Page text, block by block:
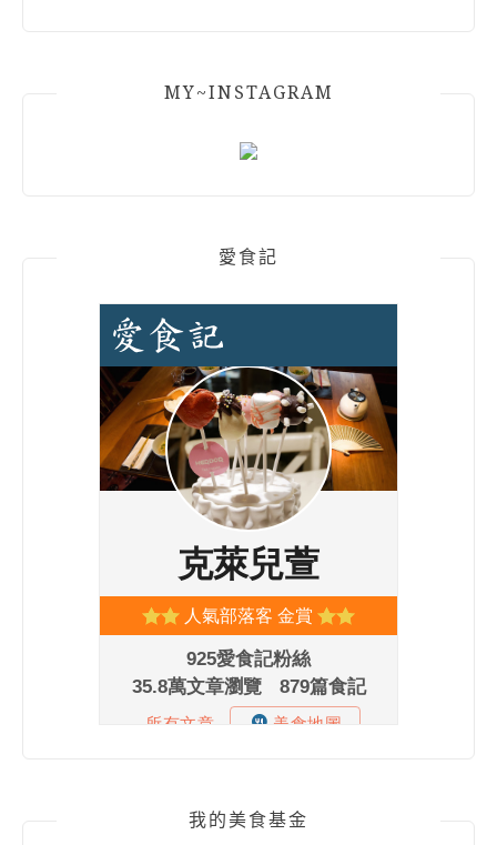
MY~INSTAGRAM
愛食記
我的美食基金